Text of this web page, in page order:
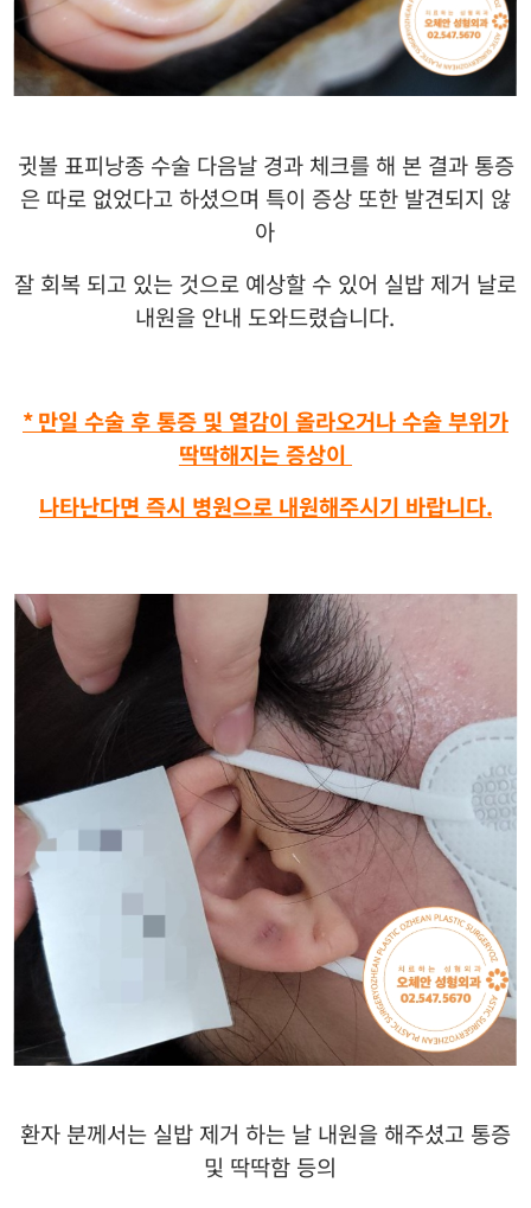
귓볼 표피낭종 수술 다음날 경과 체크를 해 본 결과 통증
은 따로 없었다고 하셨으며 특이 증상 또한 발견되지 않
아
잘 회복 되고 있는 것으로 예상할 수 있어 실밥 제거 날로
내원을 안내 도와드렸습니다.
*만일 수술 후 통증 및 열감이 올라오거나 수술 부위가
딱딱해지는 증상이
나타난다면 즉시 병원으로 내원해주시기 바랍니다.
환자 분께서는 실밥 제거 하는 날 내원을 해주셨고 통증
및 딱딱함 등의